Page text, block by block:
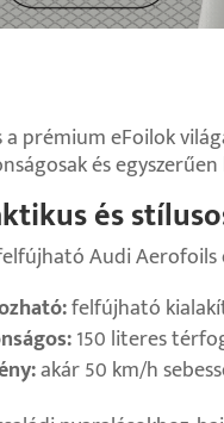
prémium eFoilok
és
és
Audi Aerofoils
felfújható
150 literes
akár 50 km/h